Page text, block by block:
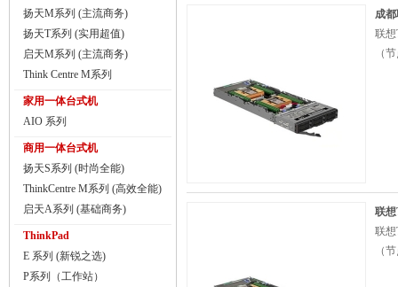
扬天M系列 (主流商务)
扬天T系列 (实用超值)
启天M系列 (主流商务)
Think Centre M系列
家用一体台式机
AIO 系列
商用一体台式机
扬天S系列 (时尚全能)
ThinkCentre M系列 (高效全能)
启天A系列 (基础商务)
ThinkPad
E 系列 (新锐之选)
P系列（工作站）
成
联想
（
联想
联想
（